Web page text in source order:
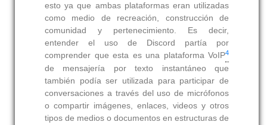
esto ya que ambas plataformas eran utilizadas
como medio de recreación, construcción de
comunidad y pertenecimiento. Es decir,
entender el uso de Discord partía por
comprender que esta es una plataforma VoIP4
de mensajería por texto instantáneo que
también podía ser utilizada para participar de
conversaciones a través del uso de micrófonos
o compartir imágenes, enlaces, videos y otros
tipos de medios o documentos en estructuras de